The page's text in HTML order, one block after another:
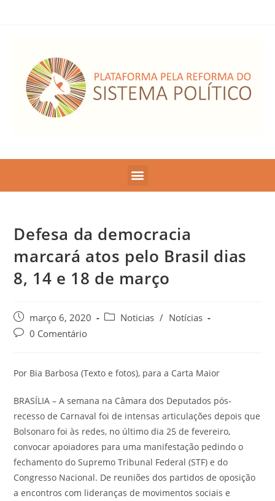
Defesa da democracia
marcará atos pelo Brasil dias
8, 14 e 18 de março
março 6, 2020 Noticias / Notícias
0 Comentário
Por Bia Barbosa (Texto e fotos), para a Carta Maior
BRASÍLIA – A semana na Câmara dos Deputados pós-
recesso de Carnaval foi de intensas articulações depois que
Bolsonaro foi às redes, no último dia 25 de fevereiro,
convocar apoiadores para uma manifestação pedindo o
fechamento do Supremo Tribunal Federal (STF) e do
Congresso Nacional. De reuniões dos partidos de oposição
a encontros com lideranças de movimentos sociais e